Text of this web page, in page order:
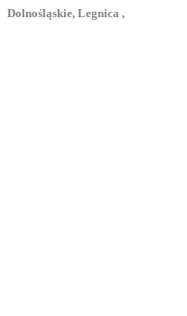
Dolnośląskie, Legnica ,